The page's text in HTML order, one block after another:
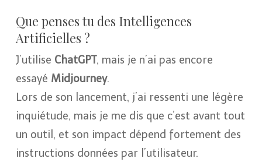
Que penses tu des Intelligences
Artificielles ?
J’utilise ChatGPT, mais je n’ai pas encore
essayé Midjourney.
Lors de son lancement, j’ai ressenti une légère
inquiétude, mais je me dis que c’est avant tout
un outil, et son impact dépend fortement des
instructions données par l’utilisateur.